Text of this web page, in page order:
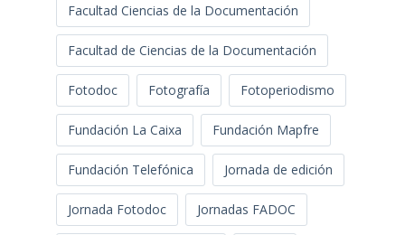
Facultad Ciencias de la Documentación
Facultad de Ciencias de la Documentación
Fotodoc Fotografía Fotoperiodismo
Fundación La Caixa Fundación Mapfre
Fundación Telefónica Jornada de edición
Jornada Fotodoc Jornadas FADOC